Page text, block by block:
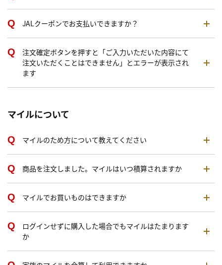
JALクーポンでお支払いできますか？
注文確定ボタンを押すと「ご入力いただいた内容にて
注文いただくことはできません」とエラーが表示され
ます
マイルについて
マイルのため方について教えてください
商品を注文しました。マイルはいつ積算されますか
マイルでお買いものはできますか
ログインせずに購入した場合でもマイルはたまります
か